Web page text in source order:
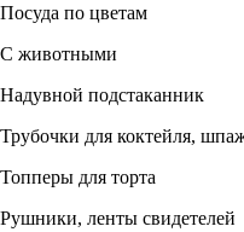
Посуда по цветам
С животными
Надувной подстаканник
Трубочки для коктейля,
Топперы для торта
Рушники, ленты свидетелей